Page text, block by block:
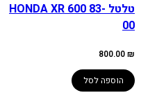
טלטל HONDA XR 600 83-
00
800.00₪
הוספה לסל